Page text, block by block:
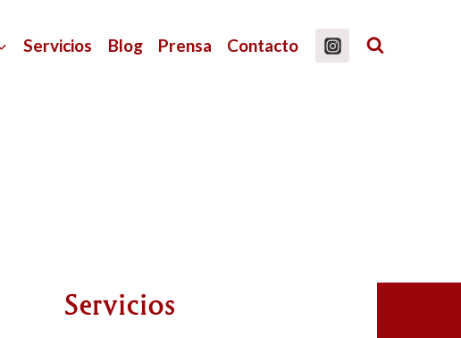
Servicios Blog Prensa Contacto
Servicios